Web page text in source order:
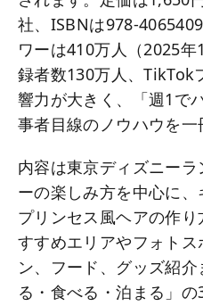
社、ISBNは978-
ワーは410万人（2025
録者数130万人、TikTok
響力が大きく、「週1で
事者目線のノウハウを一
内容は東京ディズニー
ーの楽しみ方を中心に
プリンセス風ヘアの作
すすめエリアやフォトス
ン、フード、グッズ紹
る・食べる・泊まる」